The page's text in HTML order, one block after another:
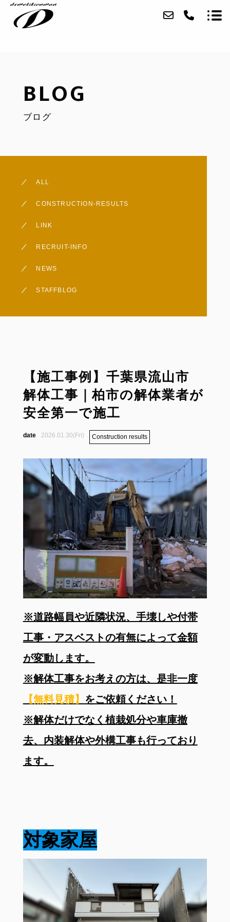
アクセス
BLOG
ブログ
ALL
CONSTRUCTION-RESULTS
LINK
RECRUIT-INFO
NEWS
STAFFBLOG
【施工事例】千葉県流山市
解体工事｜柏市の解体業者が
安全第一で施工
2026.01.30(Fri) Construction results
※道路幅員や近隣状況、手壊しや付帯
工事・アスベストの有無によって金額
が変動します。
※解体工事をお考えの方は、是非一度
【無料見積】
をご依頼ください！
※解体だけでなく植栽処分や車庫撤
去、内装解体や外構工事も行っており
ます。
対象家屋